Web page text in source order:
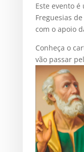
Este evento
Freguesias
com o apoio
Conheça o
vão passar